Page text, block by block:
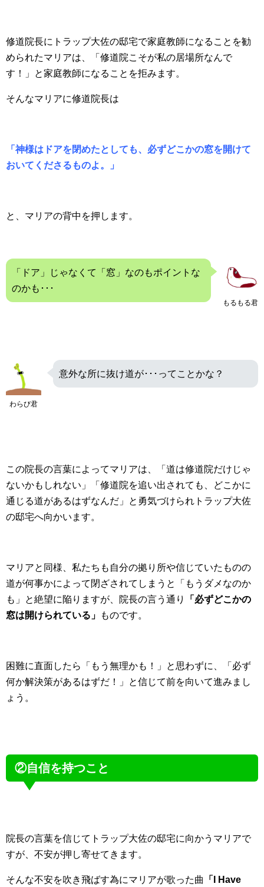
修道院長にトラップ大佐の邸宅で家庭教師になることを勧
められたマリアは、「修道院こそが私の居場所なんで
す！」と家庭教師になることを拒みます。
そんなマリアに修道院長は
「神様はドアを閉めたとしても、必ずどこかの窓を開けて
おいてくださるものよ。」
と、マリアの背中を押します。
もるもる君
「ドア」じゃなくて「窓」なのもポイントな
のかも･･･
わらび君
意外な所に抜け道が･･･ってことかな？
この院長の言葉によってマリアは、「道は修道院だけじゃ
ないかもしれない」「修道院を追い出されても、どこかに
通じる道があるはずなんだ」と勇気づけられトラップ大佐
の邸宅へ向かいます。
マリアと同様、私たちも自分の拠り所や信じていたものの
道が何事かによって閉ざされてしまうと「もうダメなのか
も」と絶望に陥りますが、院長の言う通り
「必ずどこかの
窓は開けられている」
ものです。
困難に直面したら「もう無理かも！」と思わずに、「必ず
何か解決策があるはずだ！」と信じて前を向いて進みまし
ょう。
②自信を持つこと
院長の言葉を信じてトラップ大佐の邸宅に向かうマリアで
すが、不安が押し寄せてきます。
そんな不安を吹き飛ばす為にマリアが歌った曲
「I Have